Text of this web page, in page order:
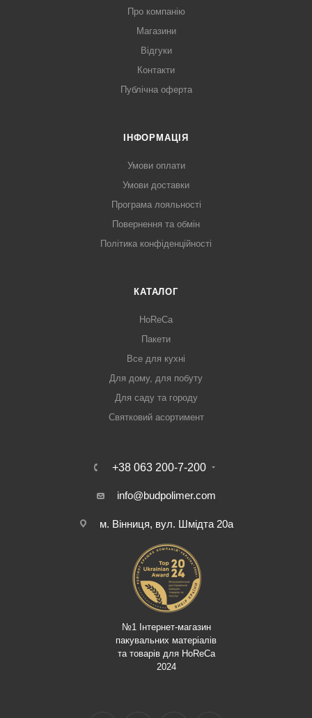
Про компанію
Магазини
Відгуки
Контакти
Публічна оферта
ІНФОРМАЦІЯ
Умови оплати
Умови доставки
Програма лояльності
Повернення та обмін
Політика конфіденційності
КАТАЛОГ
HoReCa
Пакети
Все для кухні
Для дому, для побуту
Для саду та городу
Святковий асортимент
+38 063 200-7-200
info@budpolimer.com
м. Вінниця, вул. Шмідта 20а
№1 Інтернет-магазин
пакувальних матеріалів
та товарів для HoReCa
2024